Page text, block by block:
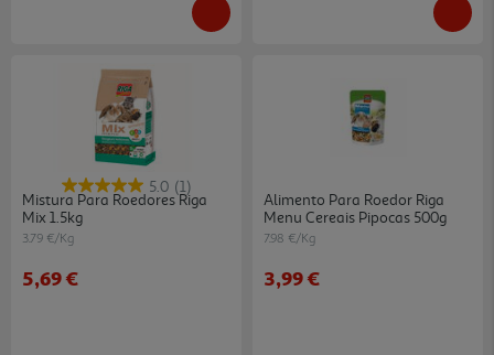
5.0 (1)
Mistura Para Roedores Riga
Mix 1.5kg
3.79 €/Kg
5,69 €
Alimento Para Roedor Riga
Menu Cereais Pipocas 500g
7.98 €/Kg
3,99 €